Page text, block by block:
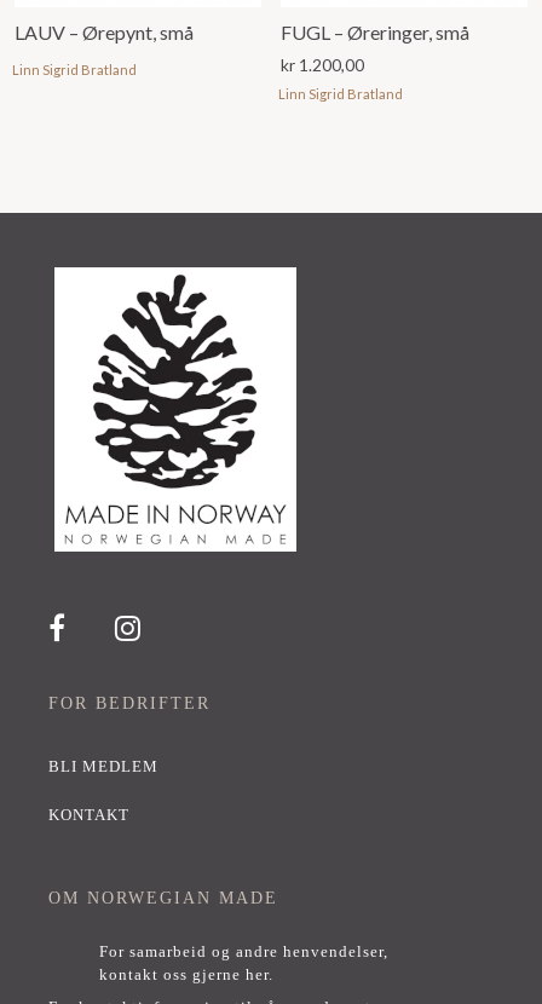
LAUV – Ørepynt, små
Linn Sigrid Bratland
FUGL – Øreringer, små
kr 1.200,00
Linn Sigrid Bratland
FOR BEDRIFTER
BLI MEDLEM
KONTAKT
OM NORWEGIAN MADE
For samarbeid og andre henvendelser,
kontakt oss gjerne her.